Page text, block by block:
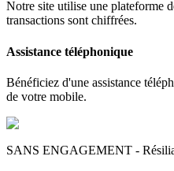
Notre site utilise une plateforme
transactions sont chiffrées.
Assistance téléphonique
Bénéficiez d'une assistance
de votre mobile.
SANS ENGAGEMENT -